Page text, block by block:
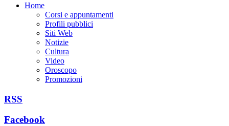
Home
Corsi e appuntamenti
Profili pubblici
Siti Web
Notizie
Cultura
Video
Oroscopo
Promozioni
RSS
Facebook